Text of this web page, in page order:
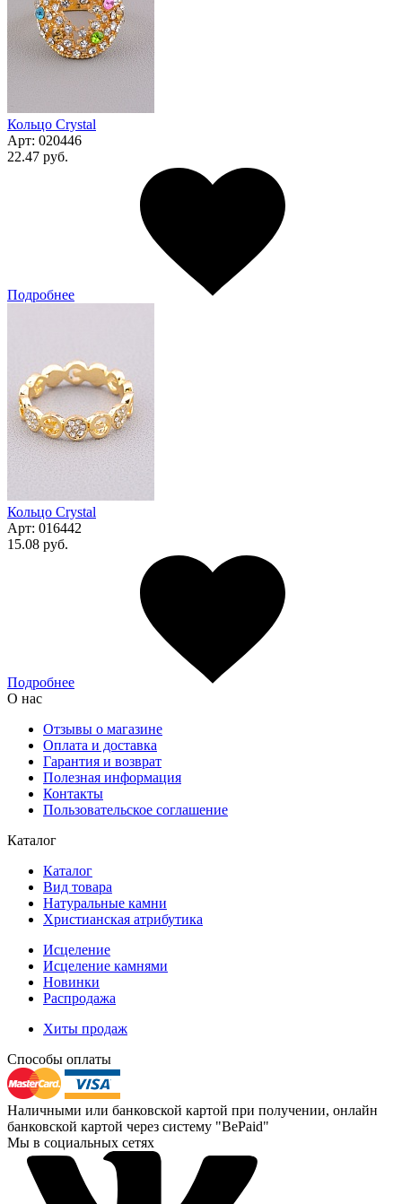
Кольцо Сrystal
Арт: 020446
22.47 руб.
Подробнее
Кольцо Сrystal
Арт: 016442
15.08 руб.
Подробнее
О нас
Отзывы о магазине
Оплата и доставка
Гарантия и возврат
Полезная информация
Контакты
Пользовательское соглашение
Каталог
Каталог
Вид товара
Натуральные камни
Христианская атрибутика
Исцеление
Исцеление камнями
Новинки
Распродажа
Хиты продаж
Способы оплаты
Наличными или банковской картой при получении, онлайн
банковской картой через систему "BePaid"
Мы в социальных сетях